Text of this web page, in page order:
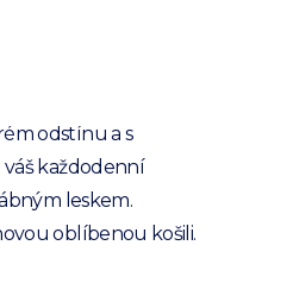
odstínu a s
každodenní
leskem.
oblíbenou košili.